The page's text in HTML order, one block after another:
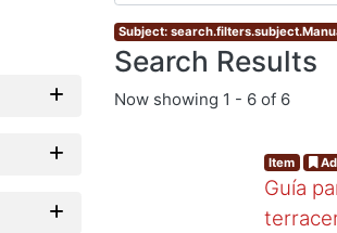
Subject:
Search Results
Now showing 1 - 6 of 6
Item
Guía